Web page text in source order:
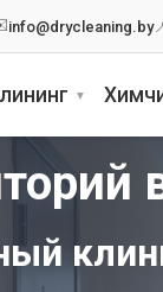
info@drycleaning.by